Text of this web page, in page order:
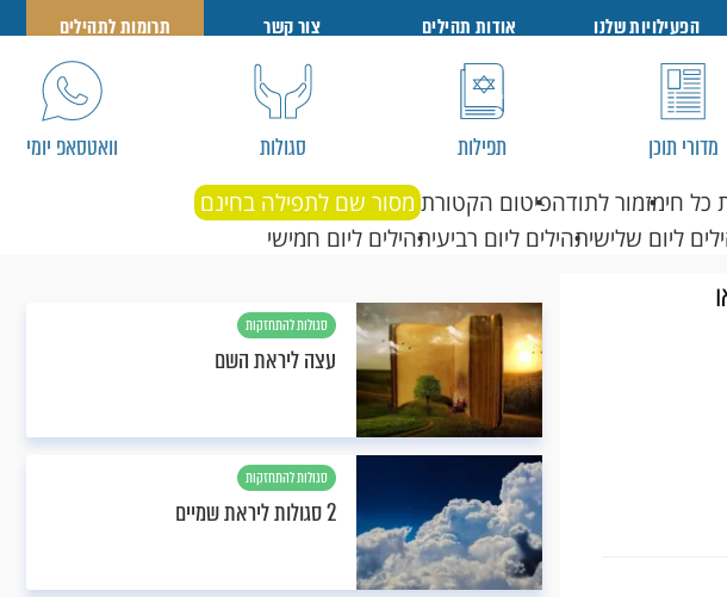
הפעילויות שלנו אודות תהילים צור קשר תרומות לתהילים
מדורי תוכן תפילות סגולות וואטסאפ יומי
כל חימזמור לתודהפיטום הקטורת מסור שם לתפילה בחינם
ליום שלישיתהילים ליום רביעיתהילים ליום חמישי
סגולות להתחזקות
עצה ליראת השם
סגולות להתחזקות
2 סגולות ליראת שמיים